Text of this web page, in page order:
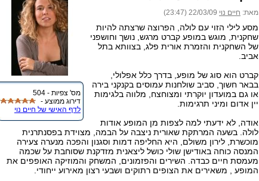
מס' צפיות - 504
דירוג ממוצע -
לדף האישי של חיים נוי
מאת: חיים נוי 22/03/09 (23:47)
מסע לילי הזוי עם לולה, הפרוצה שרצתה להיות
שחקנית, מוגש במופע קברט מרגש, נושך וחושפני
של השחקנית והזמרת אורית פלג, בצוותא בתל
אביב.
קברט הוא סוג של מופע, בדרך כלל אפלולי,
בבאר חשוך, סביב שולחנות עמוסים בקנקני בירה
או גם במועדון יוקרתי ומצוחצח, מלווה בלגימות
יין אדום ומיני תרגימות.
אודה, לא ידעתי למה לצפות מן המופע אודות
לולה. בשעה המרתקת שאורית ניצבה על הבמה, מצוידת בפסנתרנית
מוכשרת, לירון משולם, היא החליפה דמות וסגנון והפכה מנערה צעירה
המנסה כוחה באודישן שולי כושל ליצאנית מזדקנת שסוחבת על שכמה
מעמסת חיים כבדה. השירים והפזמונים, המשחק והמוזיקה האופפים את
המופע , משאירים את הצופים רתוקים ושבעי רצון מאירוע ייחודי.